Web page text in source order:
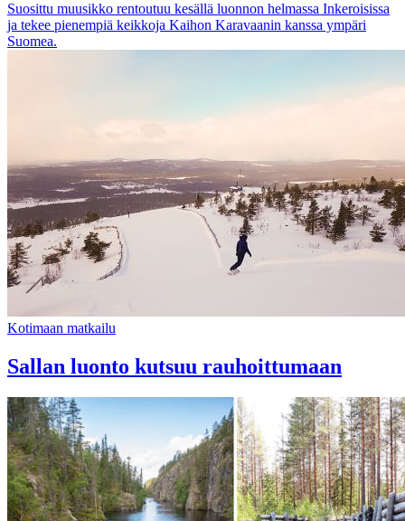
Suosittu muusikko rentoutuu kesällä luonnon helmassa Inkeroisissa
ja tekee pienempiä keikkoja Kaihon Karavaanin kanssa ympäri
Suomea.
Kotimaan matkailu
Sallan luonto kutsuu rauhoittumaan